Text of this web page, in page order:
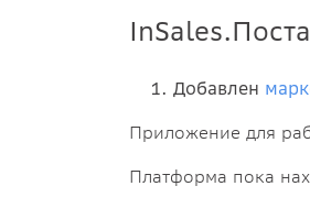
Добавлен
Приложение для
Платформа пока